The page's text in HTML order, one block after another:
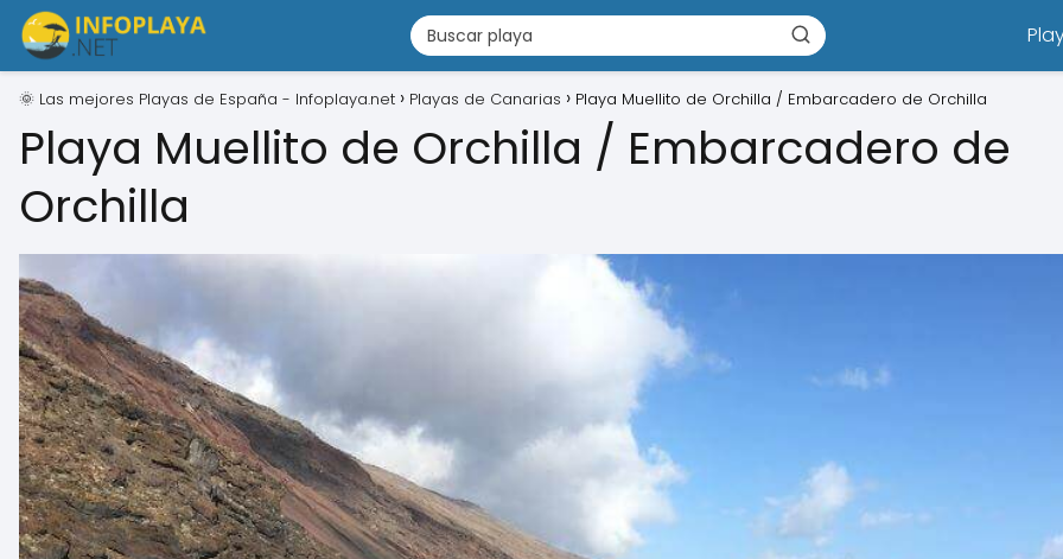
🌞 Las mejores Playas de España - Infoplaya.net Playas de Canarias Playa Muellito de Orchilla / Embarcadero de Orchilla
Playa Muellito de Orchilla / Embarcadero de
Orchilla